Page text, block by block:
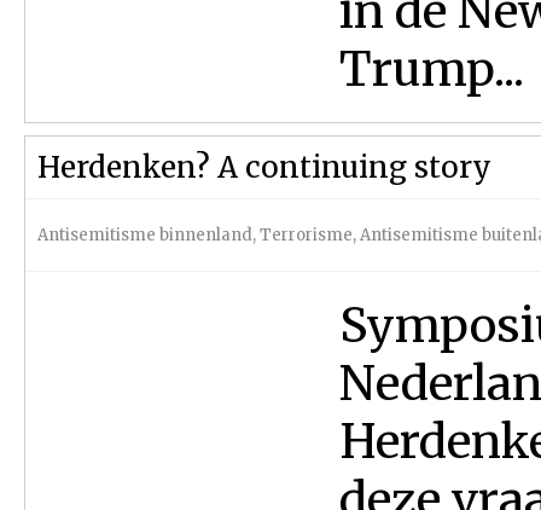
Trump...
Herdenken? A continuing story
Antisemitisme binnenland,Terrorisme,Antisemitisme